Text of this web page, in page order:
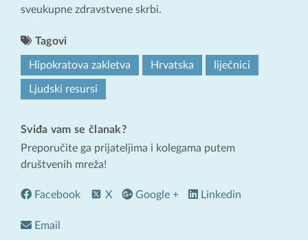
sveukupne zdravstvene skrbi.
Tagovi
Hipokratova zakletva Hrvatska liječnici
Ljudski resursi
Sviđa vam se članak?
Preporučite ga prijateljima i kolegama putem
društvenih mreža!
Facebook X Google + Linkedin
Email